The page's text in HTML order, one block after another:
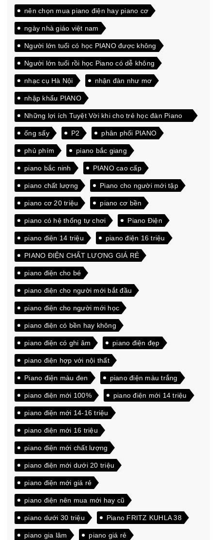
nên chọn mua piano điện hay piano cơ
ngày nhà giáo việt nam
Người lớn tuổi có học PIANO được không
Người lớn tuổi rồi học Piano có dễ không
nhạc cụ Hà Nội nhận đàn như mơ
nhập khẩu PIANO
Những lợi ích Tuyệt Vời khi cho trẻ học đàn Piano
từ sớm
ống sấy P2 phân phối PIANO
phủ phím piano bắc giang
piano bắc ninh PIANO cao cấp
piano chất lượng Piano cho người mới tập
piano cơ 20 triệu piano cơ bền
piano có hệ thống tự chơi Piano Điện
piano điện 14 triệu piano điện 16 triệu
PIANO ĐIỆN CHẤT LƯỢNG GIÁ RẺ
piano điện cho bé
piano điện cho người mới bắt đầu
piano điện cho người mới học
piano điện có bền hay không
piano điện có ghi âm piano điện đẹp
piano điện hợp với nội thất
Piano điện màu đen piano điện màu trắng
piano điện mới 100% piano điện mới 14 triệu
piano điện mới 14-16 triệu
piano điện mới 16 triệu
piano điện mới chất lượng
piano điện mới dưới 20 triệu
piano điện mới giá rẻ
piano điện nên mua mới hay cũ
piano dưới 30 triệu Piano FRITZ KUHLA 38
piano gia lâm piano giá rẻ